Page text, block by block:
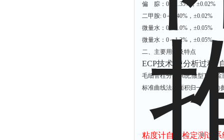
偏 腙：0～1.35%，±0.02%
二甲胺: 0～0.40%，±0.02%
微量水：0～1.0%，±0.05%
微量水：0～1.2%，±0.05%
二、主要用途及特点
ECP技术,使分析过程*
毛细管柱分离系统,微型TCD检
标准曲线法和面积归一化法的
粘度计自动检定测试系